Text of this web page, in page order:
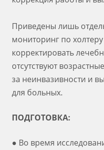
Приведены лишь
мониторинг по
корректировать
отсутствуют
за неинвазивности и
для больных.
ПОДГОТОВКА:
● Во время